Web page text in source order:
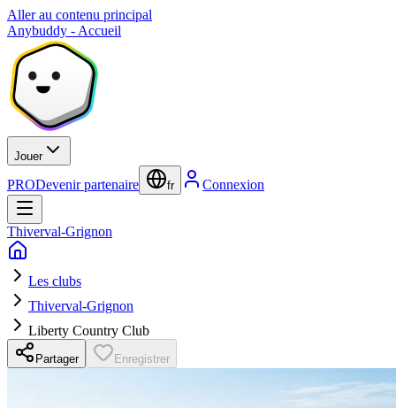
Aller au contenu principal
Anybuddy - Accueil
Jouer
PRODevenir partenaire fr Connexion
Thiverval-Grignon
Les clubs
Thiverval-Grignon
Liberty Country Club
Partager Enregistrer